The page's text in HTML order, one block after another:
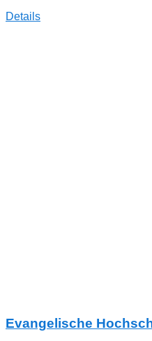
Details
Evangelische